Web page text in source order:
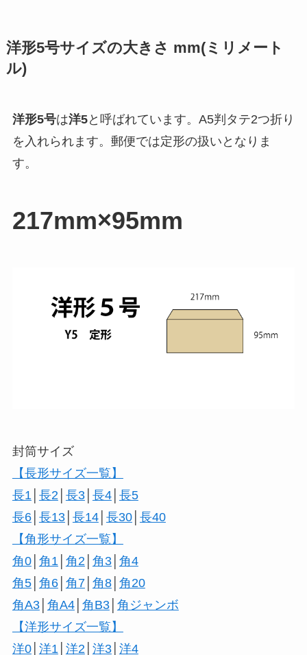
洋形5号サイズの大きさ mm(ミリメート
ル)
洋形5号は洋5と呼ばれています。 A5判タテ2つ折り
を入れられます。郵便では定形の扱いとなりま
す。
217mm×95mm
封筒サイズ
【長形サイズ一覧】
長1 長2 長3│ 長4│ 長5
長6│ 長13│ 長14│ 長30│ 長40
【角形サイズ一覧】
角0│ 角1 角2 角3│ 角4
角5│ 角6│ 角7│ 角8│ 角20
角A3│ 角A4│ 角B3│ 角ジャンボ
【洋形サイズ一覧】
洋0│ 洋1 洋2 洋3│ 洋4